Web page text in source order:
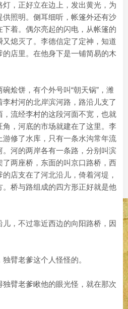
，正好立在边上，发出黄光，为
照明。侧耳细听，帐篷外还有沙
着。偶尔亮起的闪电，从帐篷的
熄灭了。李德信定了定神，知道
店里。在他身下是一铺简易的木
烩饼，有个外号叫“朝天锅”，潍
村河的北岸滨河路，路沿儿支了
流经李村的这段河面不宽，也就
，河底的市场就建在了这里。李
修了水库，只有一条水沟常年流
河的两岸各有一条路，分别叫滨
两座桥，东面的叫京口路桥，西
店支在了河北沿儿，倚着河堤，
桥与路组成的四方形正好就是他
，不过靠近西边的向阳路桥，因
臂老爹这个人怪怪的。
臂老爹瞅他的眼光怪，就在那次